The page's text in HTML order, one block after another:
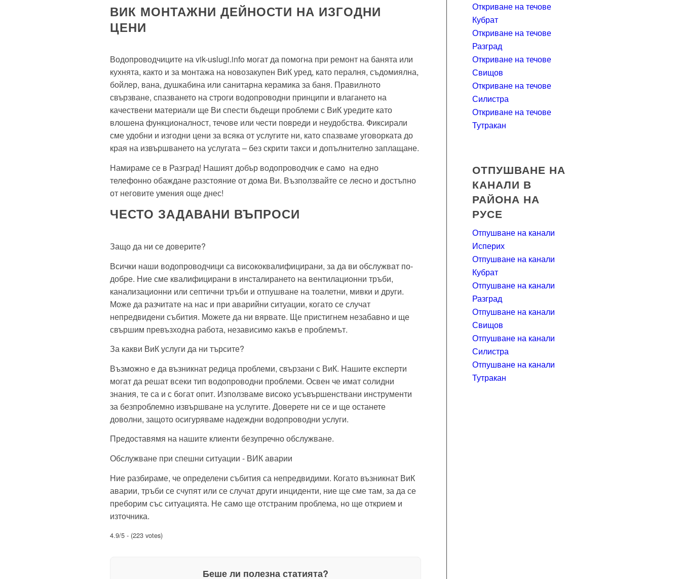
ВИК МОНТАЖНИ ДЕЙНОСТИ НА ИЗГОДНИ
ЦЕНИ
Водопроводчиците на vik-uslugi.info могат да помогна при ремонт на банята или
кухнята, както и за монтажа на новозакупен ВиК уред, като пералня, съдомиялна,
бойлер, вана, душкабина или санитарна керамика за баня. Правилното
свързване, спазването на строги водопроводни принципи и влагането на
качествени материали ще Ви спести бъдещи проблеми с ВиК уредите като
влошена функционалност, течове или чести повреди и неудобства. Фиксирали
сме удобни и изгодни цени за всяка от услугите ни, като спазваме уговорката до
края на извършването на услугата – без скрити такси и допълнително заплащане.
Намираме се в Разград! Нашият добър водопроводчик е само на едно
телефонно обаждане разстояние от дома Ви. Възползвайте се лесно и достъпно
от неговите умения още днес!
ЧЕСТО ЗАДАВАНИ ВЪПРОСИ
Защо да ни се доверите?
Всички наши водопроводчици са висококвалифицирани, за да ви обслужват по-
добре. Ние сме квалифицирани в инсталирането на вентилационни тръби,
канализационни или септични тръби и отпушване на тоалетни, мивки и други.
Може да разчитате на нас и при аварийни ситуации, когато се случат
непредвидени събития. Можете да ни вярвате. Ще пристигнем незабавно и ще
свършим превъзходна работа, независимо какъв е проблемът.
За какви ВиК услуги да ни търсите?
Възможно е да възникнат редица проблеми, свързани с ВиК. Нашите експерти
могат да решат всеки тип водопроводни проблеми. Освен че имат солидни
знания, те са и с богат опит. Използваме високо усъвършенствани инструменти
за безпроблемно извършване на услугите. Доверете ни се и ще останете
доволни, защото осигуряваме надеждни водопроводни услуги.
Предоставямя на нашите клиенти безупречно обслужване.
Обслужване при спешни ситуации - ВИК аварии
Ние разбираме, че определени събития са непредвидими. Когато възникнат ВиК
аварии, тръби се счупят или се случат други инциденти, ние ще сме там, за да се
преборим със ситуацията. Не само ще отстраним проблема, но ще открием и
източника.
4.9/5 - (223 votes)
Беше ли полезна статията?
Откриване на течове
Кубрат
Откриване на течове
Разград
Откриване на течове
Свищов
Откриване на течове
Силистра
Откриване на течове
Тутракан
ОТПУШВАНЕ НА
КАНАЛИ В
РАЙОНА НА
РУСЕ
Отпушване на канали
Исперих
Отпушване на канали
Кубрат
Отпушване на канали
Разград
Отпушване на канали
Свищов
Отпушване на канали
Силистра
Отпушване на канали
Тутракан